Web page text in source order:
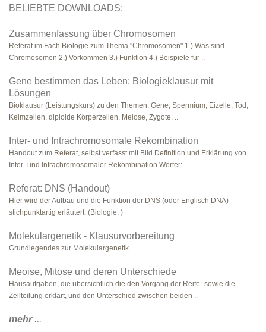
BELIEBTE DOWNLOADS:
Zusammenfassung über Chromosomen
Referat im Fach Biologie zum Thema "Chromosomen" 1.) Was sind
Chromosomen 2.) Vorkommen 3.) Funktion 4.) Beispiele für ..
Gene bestimmen das Leben: Biologieklausur mit
Lösungen
Bioklausur (Leistungskurs) zu den Themen: Gene, Spermium, Eizelle, Tod,
Keimzellen, diploide Körperzellen, Meiose, Zygote, ..
Inter- und Intrachromosomale Rekombination
Handout zum Referat, selbst verfasst mit Bild Definition und Erklärung von
Inter- und Intrachromosomaler Rekombination Wörter:..
Referat: DNS (Handout)
Hier wird der Aufbau und die Funktion der DNS (oder Englisch DNA)
stichpunktartig erläutert. (Biologie, )
Molekulargenetik - Klausurvorbereitung
Grundlegendes zur Molekulargenetik
Meoise, Mitose und deren Unterschiede
Hausaufgaben, die übersichtlich die den Vorgang der Reife- sowie die
Zellteilung erklärt, und den Unterschied zwischen beiden ..
mehr...